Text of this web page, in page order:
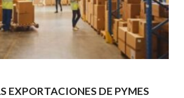
EXPORTACIONES DE PYMES